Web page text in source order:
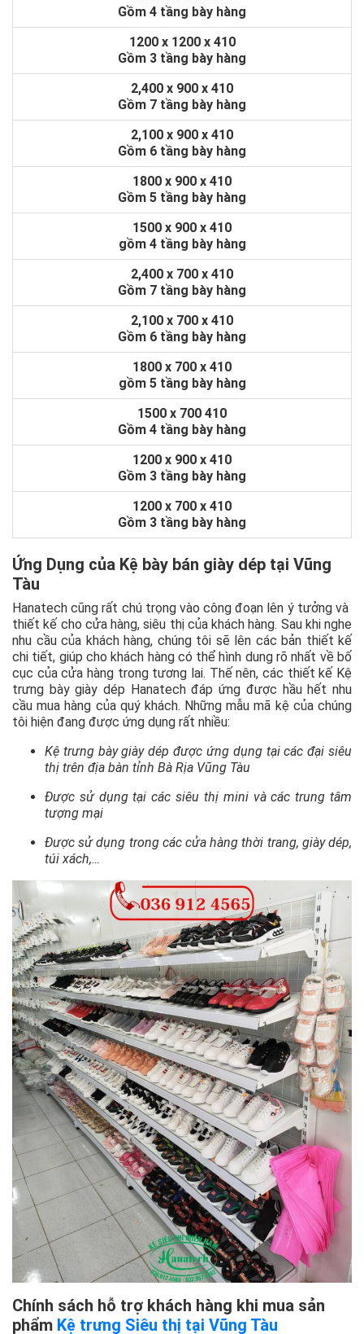
Gồm 4 tầng bày hàng
1200 x 1200 x 410
Gồm 3 tầng bày hàng
2,400 x 900 x 410
Gồm 7 tầng bày hàng
2,100 x 900 x 410
Gồm 6 tầng bày hàng
1800 x 900 x 410
Gồm 5 tầng bày hàng
1500 x 900 x 410
gồm 4 tầng bày hàng
2,400 x 700 x 410
Gồm 7 tầng bày hàng
2,100 x 700 x 410
Gồm 6 tầng bày hàng
1800 x 700 x 410
gồm 5 tầng bày hàng
1500 x 700 410
Gồm 4 tầng bày hàng
1200 x 900 x 410
Gồm 3 tầng bày hàng
1200 x 700 x 410
Gồm 3 tầng bày hàng
Ứng Dụng của Kệ bày bán giày dép tại Vũng
Tàu
Hanatech cũng rất chú trọng vào công đoạn lên ý tưởng và
thiết kế cho cửa hàng, siêu thị của khách hàng. Sau khi nghe
nhu cầu của khách hàng, chúng tôi sẽ lên các bản thiết kế
chi tiết, giúp cho khách hàng có thể hình dung rõ nhất về bố
cục của cửa hàng trong tương lai. Thế nên, các thiết kế Kệ
trưng bày giày dép Hanatech đáp ứng được hầu hết nhu
cầu mua hàng của quý khách. Những mẫu mã kệ của chúng
tôi hiện đang được ứng dụng rất nhiều:
Kệ trưng bày giày dép được ứng dụng tại các đại siêu
thị trên địa bàn tỉnh Bà Rịa Vũng Tàu
Được sử dụng tại các siêu thị mini và các trung tâm
tượng mại
Được sử dụng trong các cửa hàng thời trang, giày dép,
túi xách,…
Chính sách hỗ trợ khách hàng khi mua sản
phẩm Kệ trưng Siêu thị tại Vũng Tàu